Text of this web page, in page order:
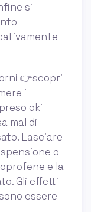
si
👉scopri
i
oki
mal di
Lasciare
o
e la
Gli effetti
essere